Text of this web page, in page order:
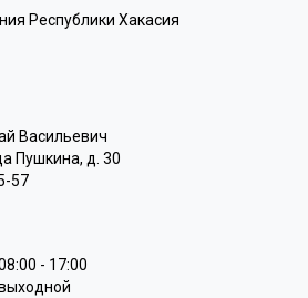
Республики Хакасия
Васильевич
Пушкина, д. 30
57
- 17:00